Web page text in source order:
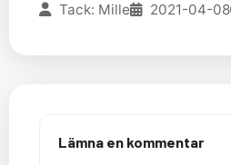
Tack: Mille 2021-04-08
Lämna en kommentar